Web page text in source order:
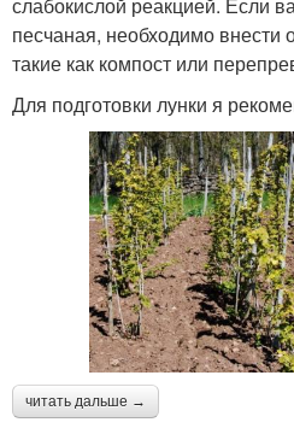
песчаная, необходимо внести
такие как компост или
Для подготовки лунки я
читать дальше →